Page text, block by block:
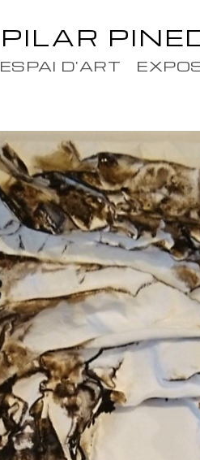
PILAR
ESPAI D'ART